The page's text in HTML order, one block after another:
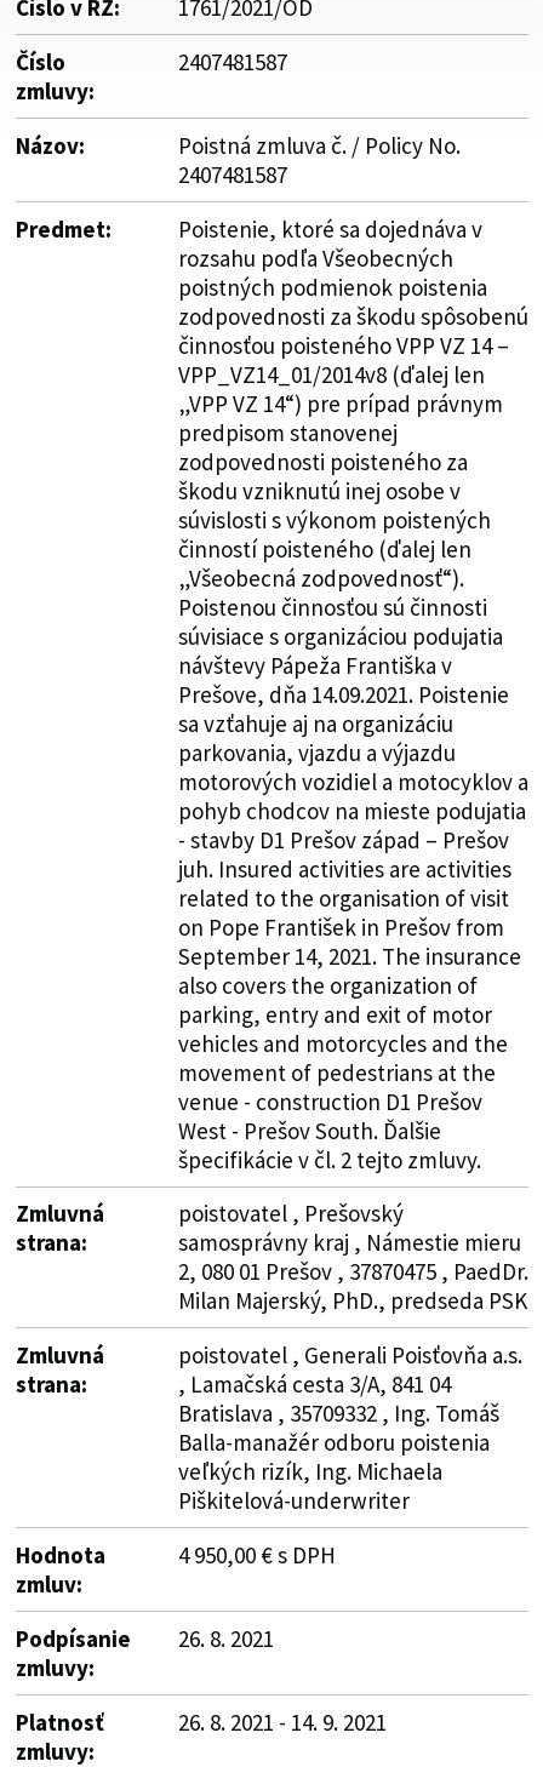
Číslo v RZ:
1761/2021/OD
Číslo
zmluvy:
2407481587
Názov:
Poistná zmluva č. / Policy No.
2407481587
Predmet:
Poistenie, ktoré sa dojednáva v
rozsahu podľa Všeobecných
poistných podmienok poistenia
zodpovednosti za škodu spôsobenú
činnosťou poisteného VPP VZ 14 –
VPP_VZ14_01/2014v8 (ďalej len
„VPP VZ 14“) pre prípad právnym
predpisom stanovenej
zodpovednosti poisteného za
škodu vzniknutú inej osobe v
súvislosti s výkonom poistených
činností poisteného (ďalej len
„Všeobecná zodpovednosť“).
Poistenou činnosťou sú činnosti
súvisiace s organizáciou podujatia
návštevy Pápeža Františka v
Prešove, dňa 14.09.2021. Poistenie
sa vzťahuje aj na organizáciu
parkovania, vjazdu a výjazdu
motorových vozidiel a motocyklov a
pohyb chodcov na mieste podujatia
- stavby D1 Prešov západ – Prešov
juh. Insured activities are activities
related to the organisation of visit
on Pope František in Prešov from
September 14, 2021. The insurance
also covers the organization of
parking, entry and exit of motor
vehicles and motorcycles and the
movement of pedestrians at the
venue - construction D1 Prešov
West - Prešov South. Ďalšie
špecifikácie v čl. 2 tejto zmluvy.
Zmluvná
strana:
poistovatel , Prešovský
samosprávny kraj , Námestie mieru
2, 080 01 Prešov , 37870475 , PaedDr.
Milan Majerský, PhD., predseda PSK
Zmluvná
strana:
poistovatel , Generali Poisťovňa a.s.
, Lamačská cesta 3/A, 841 04
Bratislava , 35709332 , Ing. Tomáš
Balla-manažér odboru poistenia
veľkých rizík, Ing. Michaela
Piškitelová-underwriter
Hodnota
zmluv:
4 950,00 € s DPH
Podpísanie
zmluvy:
26. 8. 2021
Platnosť
zmluvy:
26. 8. 2021 - 14. 9. 2021